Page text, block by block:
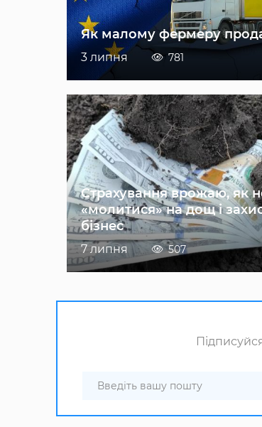
Як малому фермеру
3 липня 781
Страхування врожаю, як
«молитися» на дощ і
бізнес
7 липня 507